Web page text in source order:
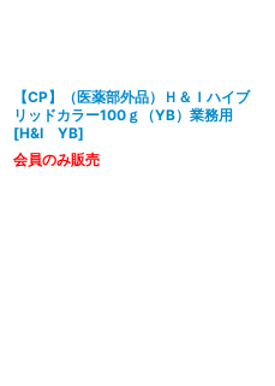
【CP】（医薬部外品）Ｈ＆Ｉハイブ
リッドカラー100ｇ（YB）業務用
[H&I YB]
会員のみ販売